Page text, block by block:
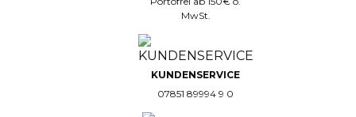
MwSt.
KUNDENSERVICE
07851 89994 9 0